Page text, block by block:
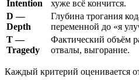
Intention
хуже всё кончится.
D —
Depth
Глубина трогания
переменной до «я
T —
Tragedy
Фактический объём
отвалы, выгорание.
Каждый критерий оценивается